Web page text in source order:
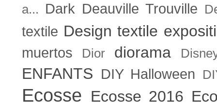
a... Dark Deauville Trouville
textile Design textile
muertos Dior diorama
ENFANTS DIY Halloween
Ecosse Ecosse 2016